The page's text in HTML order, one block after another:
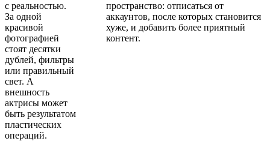
с реальностью.
За одной
красивой
фотографией
стоят десятки
дублей, фильтры
или правильный
свет. А
внешность
актрисы может
быть результатом
пластических
операций.
пространство: отписаться от
аккаунтов, после которых становится
хуже, и добавить более приятный
контент.